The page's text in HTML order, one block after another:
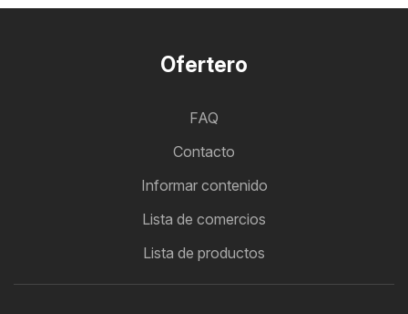
Ofertero
FAQ
Contacto
Informar contenido
Lista de comercios
Lista de productos